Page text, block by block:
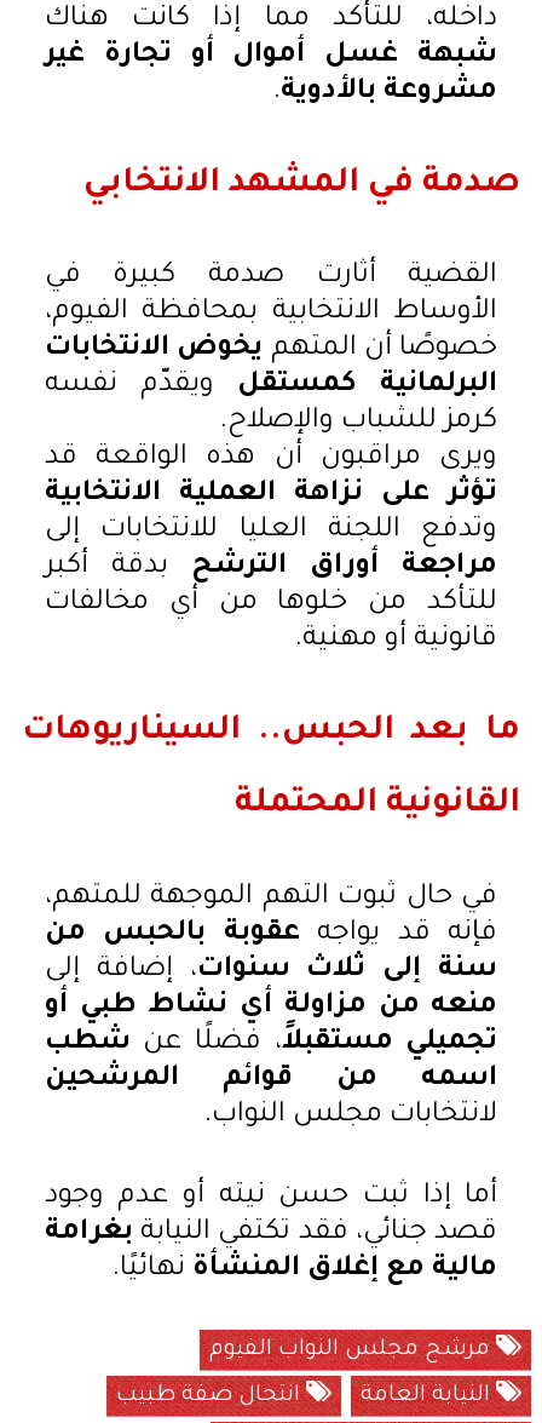
داخله، للتأكد مما إذا كانت هناك
شبهة غسل أموال أو تجارة غير
مشروعة بالأدوية.
صدمة في المشهد الانتخابي
القضية أثارت صدمة كبيرة في
الأوساط الانتخابية بمحافظة الفيوم،
خصوصًا أن المتهم يخوض الانتخابات
البرلمانية كمستقل ويقدّم نفسه
كرمز للشباب والإصلاح.
ويرى مراقبون أن هذه الواقعة قد
تؤثر على نزاهة العملية الانتخابية
وتدفع اللجنة العليا للانتخابات إلى
مراجعة أوراق الترشح بدقة أكبر
للتأكد من خلوها من أي مخالفات
قانونية أو مهنية.
ما بعد الحبس.. السيناريوهات
القانونية المحتملة
في حال ثبوت التهم الموجهة للمتهم،
فإنه قد يواجه عقوبة بالحبس من
سنة إلى ثلاث سنوات، إضافة إلى
منعه من مزاولة أي نشاط طبي أو
تجميلي مستقبلاً، فضلًا عن شطب
اسمه من قوائم المرشحين
لانتخابات مجلس النواب.
أما إذا ثبت حسن نيته أو عدم وجود
قصد جنائي، فقد تكتفي النيابة بغرامة
مالية مع إغلاق المنشأة نهائيًا.
مرشح مجلس النواب الفيوم
النيابة العامة
انتحال صفة طبيب